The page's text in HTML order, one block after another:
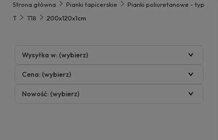
Strona główna Pianki tapicerskie
Pianki poliuretanowe - typ
T
T18 200x120x1cm
Wysyłka w: (wybierz)
Cena: (wybierz)
Nowość: (wybierz)